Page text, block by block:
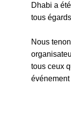
Dhabi a
tous
Nous
tous ceux